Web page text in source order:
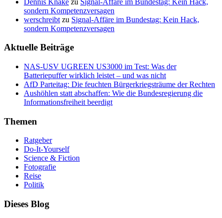
sondern Kompetenzversagen
werschreibt zu Signal-Affäre im Bundestag: Kein Hack,
sondern Kompetenzversagen
Aktuelle Beiträge
NAS-USV UGREEN US3000 im Test: Was der
Batteriepuffer wirklich leistet – und was nicht
AfD Parteitag: Die feuchten Bürgerkriegsträume der Rechten
Aushöhlen statt abschaffen: Wie die Bundesregierung die
Informationsfreiheit beerdigt
Themen
Ratgeber
Do-It-Yourself
Science & Fiction
Fotografie
Reise
Politik
Dieses Blog